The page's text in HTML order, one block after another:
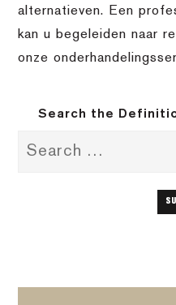
alternatieven. Een
kan u begeleiden naar
onze
Search the